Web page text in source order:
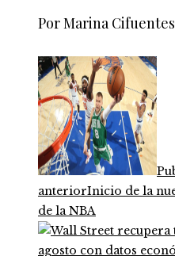
Por Marina Cifuentes
anteriorInicio de la
de la NBA